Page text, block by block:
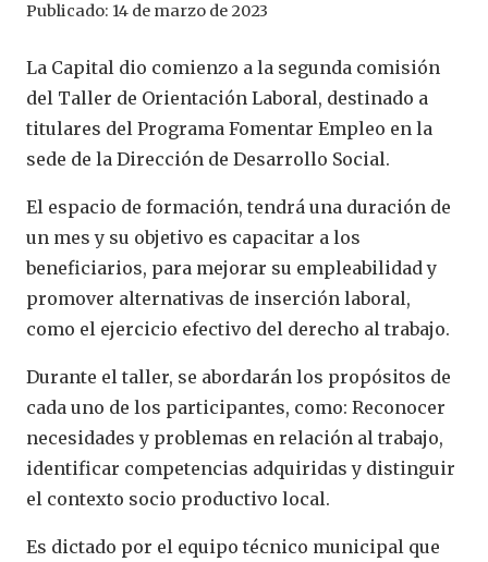
Publicado: 14 de marzo de 2023
La Capital dio comienzo a la segunda comisión
del Taller de Orientación Laboral, destinado a
titulares del Programa Fomentar Empleo en la
sede de la Dirección de Desarrollo Social.
El espacio de formación, tendrá una duración de
un mes y su objetivo es capacitar a los
beneficiarios, para mejorar su empleabilidad y
promover alternativas de inserción laboral,
como el ejercicio efectivo del derecho al trabajo.
Durante el taller, se abordarán los propósitos de
cada uno de los participantes, como: Reconocer
necesidades y problemas en relación al trabajo,
identificar competencias adquiridas y distinguir
el contexto socio productivo local.
Es dictado por el equipo técnico municipal que